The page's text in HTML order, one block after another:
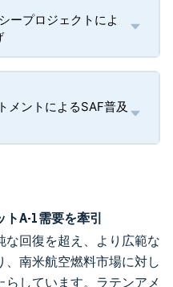
ープロジェクトによ
メントによるSAF普及
A-1需要を牽引
回復を超え、より広範な
南米航空燃料市場に対し
しています。ラテンアメ